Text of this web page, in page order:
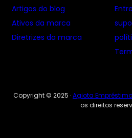
Artigos do blog
Ativos da marca
Diretrizes da marca
Copyright © 2025 ·Agiota
os direitos